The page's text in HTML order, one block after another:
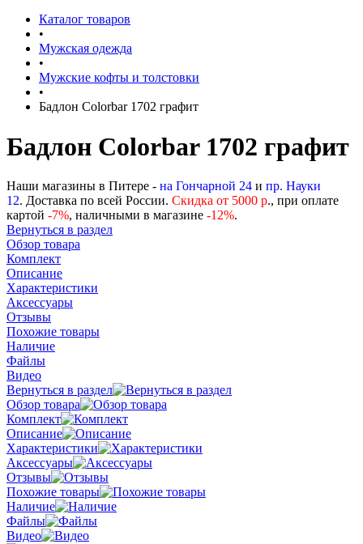
Каталог товаров
•
Мужская одежда
•
Мужские кофты и толстовки
•
Бадлон Colorbar 1702 графит
Бадлон Colorbar 1702 графит
Наши магазины в Питере - на Гончарной 24 и пр. Науки
12. Доставка по всей России. Скидка от 5000 р., при оплате
картой -7%, наличными в магазине -12%.
Вернуться в раздел
Обзор товара
Комплект
Описание
Характеристики
Аксессуары
Отзывы
Похожие товары
Наличие
Файлы
Видео
Вернуться в раздел
Обзор товара
Комплект
Описание
Характеристики
Аксессуары
Отзывы
Похожие товары
Наличие
Файлы
Видео